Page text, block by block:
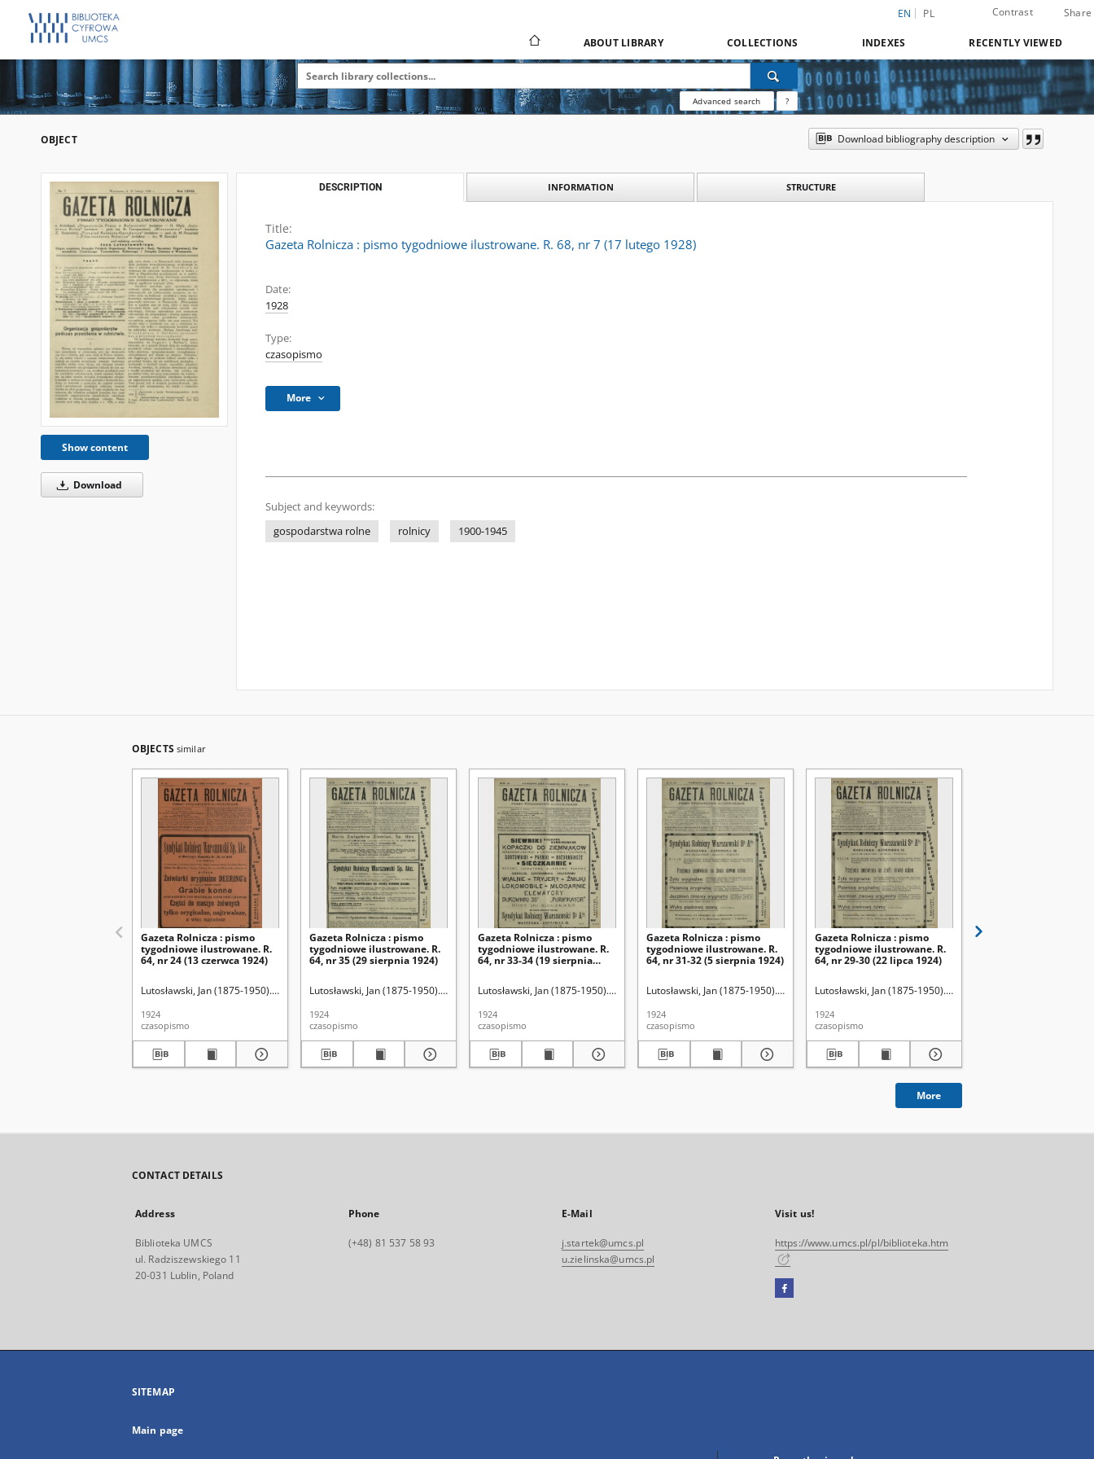
EN PL Contrast Share
ABOUT LIBRARY COLLECTIONS INDEXES RECENTLY VIEWED
Advanced search ?
OBJECT Download bibliography description
Show content
Download
DESCRIPTION INFORMATION STRUCTURE
Title:
Gazeta Rolnicza : pismo tygodniowe ilustrowane. R. 68, nr 7 (17 lutego 1928)
Date:
1928
Type:
czasopismo
More
Subject and keywords:
gospodarstwa rolne
rolnicy 1900-1945
OBJECTS similar
Gazeta Rolnicza : pismo
tygodniowe ilustrowane. R.
64, nr 24 (13 czerwca 1924)
Lutosławski, Jan (1875-1950). Red.
1924
czasopismo
Gazeta Rolnicza : pismo
tygodniowe ilustrowane. R.
64, nr 35 (29 sierpnia 1924)
Lutosławski, Jan (1875-1950). Red.
1924
czasopismo
Gazeta Rolnicza : pismo
tygodniowe ilustrowane. R.
64, nr 33-34 (19 sierpnia
Lutosławski, Jan (1875-1950). Red.
1924
czasopismo
Gazeta Rolnicza : pismo
tygodniowe ilustrowane. R.
64, nr 31-32 (5 sierpnia 1924)
Lutosławski, Jan (1875-1950). Red.
1924
czasopismo
Gazeta Rolnicza : pismo
tygodniowe ilustrowane. R.
64, nr 29-30 (22 lipca 1924)
Lutosławski, Jan (1875-1950). Red.
1924
czasopismo
More
CONTACT DETAILS
Address
Biblioteka UMCS
ul. Radziszewskiego 11
20-031 Lublin, Poland
Phone
(+48) 81 537 58 93
E-Mail
j.startek@umcs.pl
u.zielinska@umcs.pl
Visit us!
https://www.umcs.pl/pl/biblioteka.htm
Facebook
open
SITEMAP
Main page